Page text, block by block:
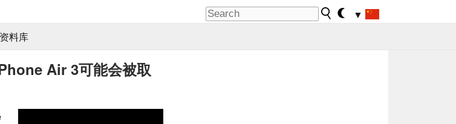
▼
资料库
Air 3可能会被取